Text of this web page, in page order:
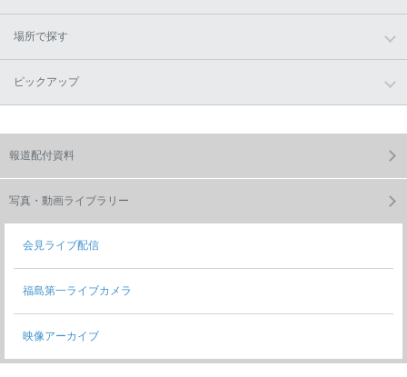
場所で探す
ピックアップ
報道配付資料
写真・動画ライブラリー
会見ライブ配信
福島第一ライブカメラ
映像アーカイブ